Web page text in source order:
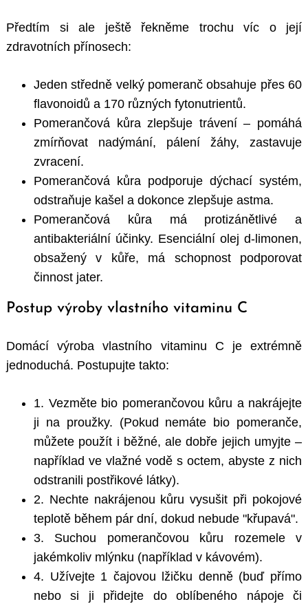
Předtím si ale ještě řekněme trochu víc o její
zdravotních přínosech:
Jeden středně velký pomeranč obsahuje přes 60
flavonoidů a 170 různých fytonutrientů.
Pomerančová kůra zlepšuje trávení – pomáhá
zmírňovat nadýmání, pálení žáhy, zastavuje
zvracení.
Pomerančová kůra podporuje dýchací systém,
odstraňuje kašel a dokonce zlepšuje astma.
Pomerančová kůra má protizánětlivé a
antibakteriální účinky. Esenciální olej d-limonen,
obsažený v kůře, má schopnost podporovat
činnost jater.
Postup výroby vlastního vitaminu C
Domácí výroba vlastního vitaminu C je extrémně
jednoduchá. Postupujte takto:
1. Vezměte bio pomerančovou kůru a nakrájejte
ji na proužky. (Pokud nemáte bio pomeranče,
můžete použít i běžné, ale dobře jejich umyjte –
například ve vlažné vodě s octem, abyste z nich
odstranili postřikové látky).
2. Nechte nakrájenou kůru vysušit při pokojové
teplotě během pár dní, dokud nebude "křupavá".
3. Suchou pomerančovou kůru rozemele v
jakémkoliv mlýnku (například v kávovém).
4. Užívejte 1 čajovou lžičku denně (buď přímo
nebo si ji přidejte do oblíbeného nápoje či